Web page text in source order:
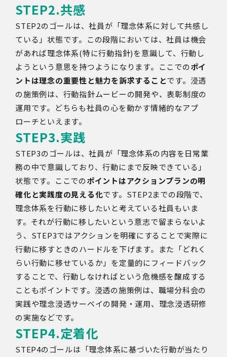
STEP2.共感
STEP2のゴールは、社員が「理念体系に対して共感し
ている」状態です。この段階においては、社員は機会
があれば理念体系(特に行動指針)を意識して、行動し
ようという意思を持つようになります。ここでのポイ
ントは理念の重要性と魅力を訴求することです。浸透
の施策例は、行動指針ムービーの開発や、表彰制度の
運用です。どちらも社員の心を動かす情緒的なアプ
ローチといえます。
STEP3.実践
STEP3のゴールは、社員が「理念体系の内容を日常業
務の中で意識しており、行動にまで反映できている」
状態です。ここでのポイントはアクションプランの明
確化と実践度の見える化です。 STEP2までの段階で、
理念体系を行動に移したいと考えている社員もいま
す。それが行動に移したいという意志で留まらないよ
う、 STEP3ではアクションを明確にすることで実際に
行動に移すときのハードルを下げます。また「どれく
らい行動に移せているか」を定量的にフィードバック
することで、行動しなければという危機感を醸成する
こともポイントです。浸透の施策例は、職場分科会の
実践や理念浸透サーベイの開発・運用、理念浸透研修
の実施などです。
STEP4.定着化
STEP4のゴールは「理念体系に基づいた行動が当たり